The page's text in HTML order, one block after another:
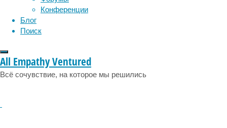
Конференции
Блог
Поиск
All Empathy Ventured
Всё сочувствие, на которое мы решились
Профессиональный